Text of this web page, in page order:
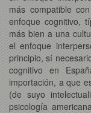
más compatible
enfoque cognitivo,
más bien a una
el enfoque
principio, sí
cognitivo en
importación, a que
(de suyo
psicología